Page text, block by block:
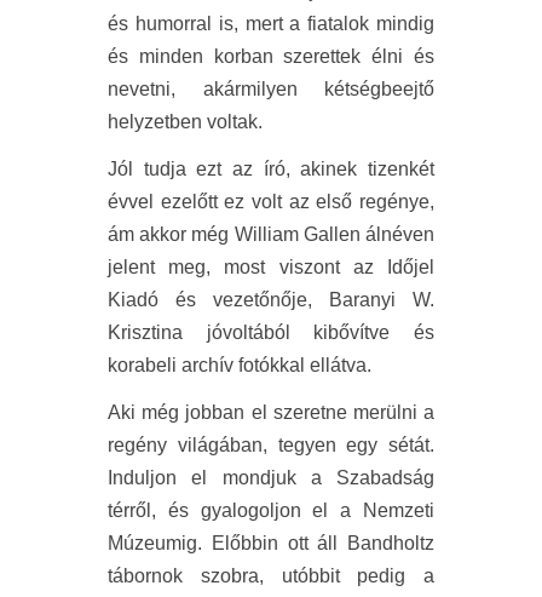
és humorral is, mert a fiatalok mindig
és minden korban szerettek élni és
nevetni, akármilyen kétségbeejtő
helyzetben voltak.
Jól tudja ezt az író, akinek tizenkét
évvel ezelőtt ez volt az első regénye,
ám akkor még William Gallen álnéven
jelent meg, most viszont az Időjel
Kiadó és vezetőnője, Baranyi W.
Krisztina jóvoltából kibővítve és
korabeli archív fotókkal ellátva.
Aki még jobban el szeretne merülni a
regény világában, tegyen egy sétát.
Induljon el mondjuk a Szabadság
térről, és gyalogoljon el a Nemzeti
Múzeumig. Előbbin ott áll Bandholtz
tábornok szobra, utóbbit pedig a